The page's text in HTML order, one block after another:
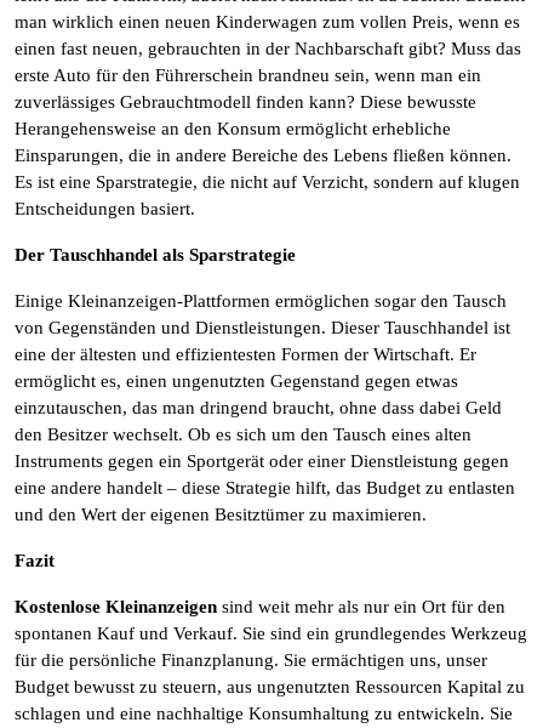
man wirklich einen neuen Kinderwagen zum vollen Preis, wenn es
einen fast neuen, gebrauchten in der Nachbarschaft gibt? Muss das
erste Auto für den Führerschein brandneu sein, wenn man ein
zuverlässiges Gebrauchtmodell finden kann? Diese bewusste
Herangehensweise an den Konsum ermöglicht erhebliche
Einsparungen, die in andere Bereiche des Lebens fließen können.
Es ist eine Sparstrategie, die nicht auf Verzicht, sondern auf klugen
Entscheidungen basiert.
Der Tauschhandel als Sparstrategie
Einige Kleinanzeigen-Plattformen ermöglichen sogar den Tausch
von Gegenständen und Dienstleistungen. Dieser Tauschhandel ist
eine der ältesten und effizientesten Formen der Wirtschaft. Er
ermöglicht es, einen ungenutzten Gegenstand gegen etwas
einzutauschen, das man dringend braucht, ohne dass dabei Geld
den Besitzer wechselt. Ob es sich um den Tausch eines alten
Instruments gegen ein Sportgerät oder einer Dienstleistung gegen
eine andere handelt – diese Strategie hilft, das Budget zu entlasten
und den Wert der eigenen Besitztümer zu maximieren.
Fazit
Kostenlose Kleinanzeigen sind weit mehr als nur ein Ort für den
spontanen Kauf und Verkauf. Sie sind ein grundlegendes Werkzeug
für die persönliche Finanzplanung. Sie ermächtigen uns, unser
Budget bewusst zu steuern, aus ungenutzten Ressourcen Kapital zu
schlagen und eine nachhaltige Konsumhaltung zu entwickeln. Sie